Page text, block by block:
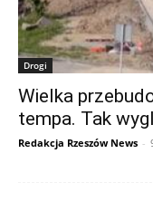
Drogi
Wielka
tempa. Tak
Redakcja Rzeszów News -